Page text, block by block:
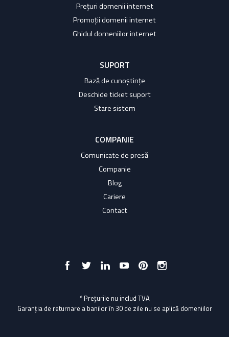
Prețuri domenii internet
Promoții domenii internet
Ghidul domeniilor internet
SUPORT
Bază de cunoștințe
Deschide ticket suport
Stare sistem
COMPANIE
Comunicate de presă
Companie
Blog
Cariere
Contact
* Prețurile nu includ TVA
Garanția de returnare a banilor în 30 de zile nu se aplică domeniilor